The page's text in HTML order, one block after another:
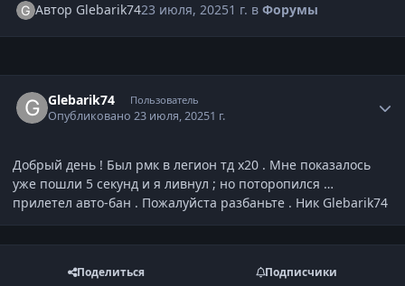
Автор Glebarik7423 июля, 20251 г. вФорумы
Glebarik74 Пользователь
Опубликовано23 июля, 20251 г.
Добрый день ! Был рмк в легион тд х20 . Мне показалось
уже пошли 5 секунд и я ливнул ; но поторопился …
прилетел авто-бан . Пожалуйста разбаньте . Ник Glebarik74
Поделиться Подписчики